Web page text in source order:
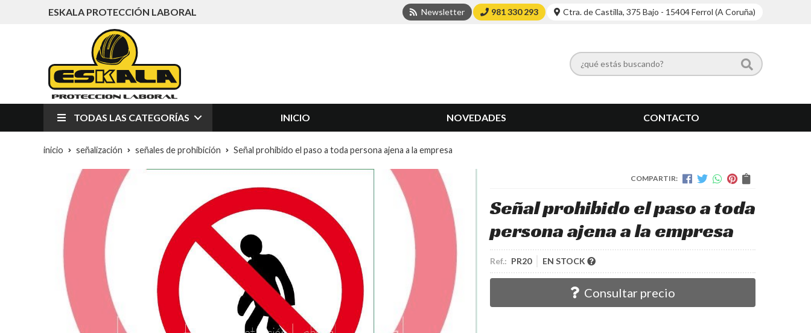
ESKALA PROTECCIÓN LABORAL Newsletter 981 330 293 Ctra. de Castilla, 375 Bajo - 15404 Ferrol (A Coruña)
TODAS LAS CATEGORÍAS INICIO NOVEDADES CONTACTO
inicio señalización señales de prohibición Señal prohibido el paso a toda persona ajena a la empresa
COMPARTIR:
Señal prohibido el paso a toda
persona ajena a la empresa
Ref.: PR20 EN STOCK
Consultar precio